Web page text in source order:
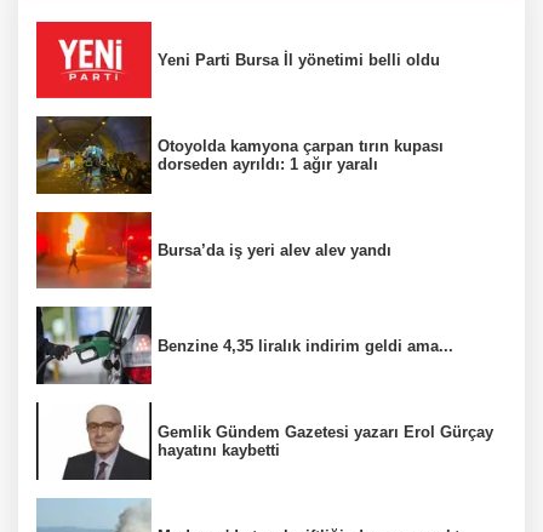
Yeni Parti Bursa İl yönetimi belli oldu
Otoyolda kamyona çarpan tırın kupası
dorseden ayrıldı: 1 ağır yaralı
Bursa’da iş yeri alev alev yandı
Benzine 4,35 liralık indirim geldi ama...
Gemlik Gündem Gazetesi yazarı Erol Gürçay
hayatını kaybetti